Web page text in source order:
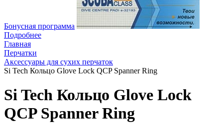
Бонусная программа
Подробнее
Главная
Перчатки
Аксессуары для cухих перчаток
Si Tech Кольцо Glove Lock QCP Spanner Ring
Si Tech Кольцо Glove Lock
QCP Spanner Ring